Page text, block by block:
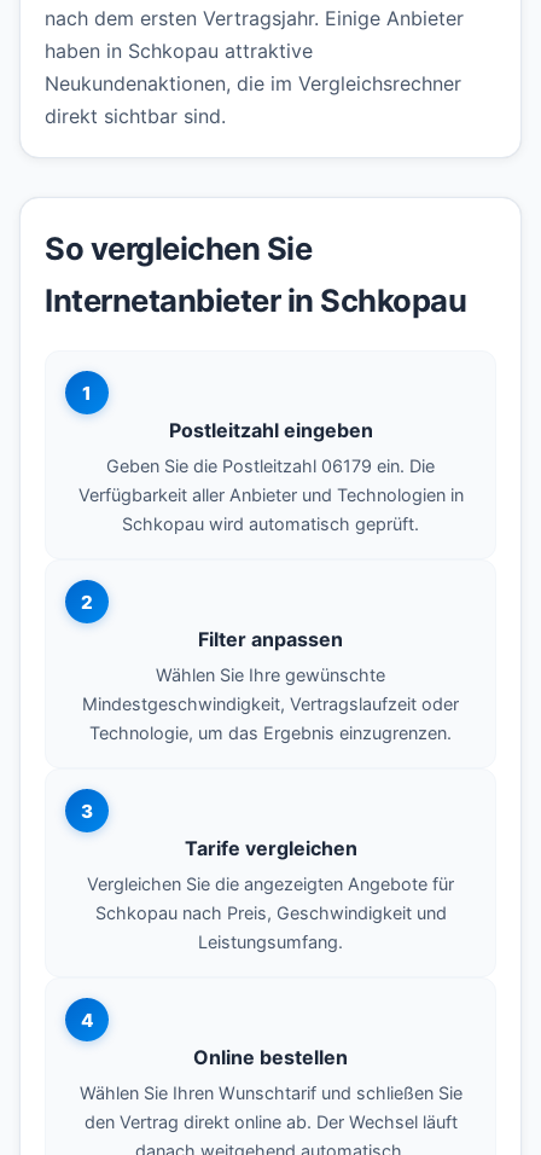
nach dem ersten Vertragsjahr. Einige Anbieter
haben in Schkopau attraktive
Neukundenaktionen, die im Vergleichsrechner
direkt sichtbar sind.
So vergleichen Sie
Internetanbieter in Schkopau
1
Postleitzahl eingeben
Geben Sie die Postleitzahl 06179 ein. Die
Verfügbarkeit aller Anbieter und Technologien in
Schkopau wird automatisch geprüft.
2
Filter anpassen
Wählen Sie Ihre gewünschte
Mindestgeschwindigkeit, Vertragslaufzeit oder
Technologie, um das Ergebnis einzugrenzen.
3
Tarife vergleichen
Vergleichen Sie die angezeigten Angebote für
Schkopau nach Preis, Geschwindigkeit und
Leistungsumfang.
4
Online bestellen
Wählen Sie Ihren Wunschtarif und schließen Sie
den Vertrag direkt online ab. Der Wechsel läuft